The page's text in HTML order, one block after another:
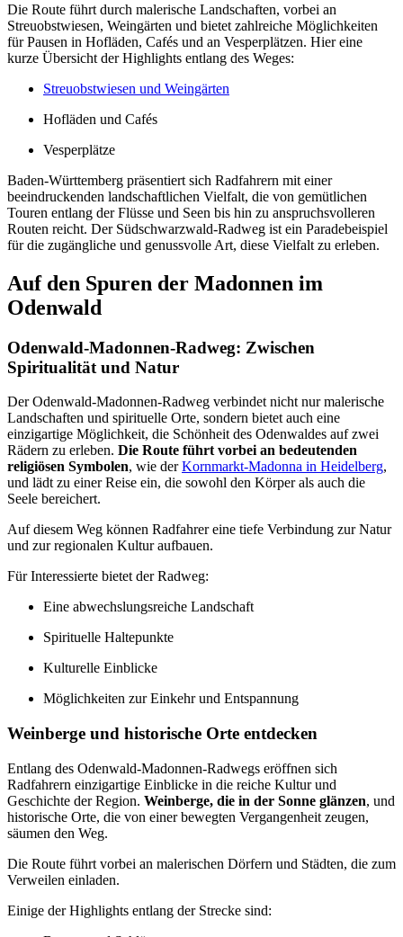
Die Route führt durch malerische Landschaften, vorbei an
Streuobstwiesen, Weingärten und bietet zahlreiche Möglichkeiten
für Pausen in Hofläden, Cafés und an Vesperplätzen. Hier eine
kurze Übersicht der Highlights entlang des Weges:
Streuobstwiesen und Weingärten
Hofläden und Cafés
Vesperplätze
Baden-Württemberg präsentiert sich Radfahrern mit einer
beeindruckenden landschaftlichen Vielfalt, die von gemütlichen
Touren entlang der Flüsse und Seen bis hin zu anspruchsvolleren
Routen reicht. Der Südschwarzwald-Radweg ist ein Paradebeispiel
für die zugängliche und genussvolle Art, diese Vielfalt zu erleben.
Auf den Spuren der Madonnen im
Odenwald
Odenwald-Madonnen-Radweg: Zwischen
Spiritualität und Natur
Der Odenwald-Madonnen-Radweg verbindet nicht nur malerische
Landschaften und spirituelle Orte, sondern bietet auch eine
einzigartige Möglichkeit, die Schönheit des Odenwaldes auf zwei
Rädern zu erleben. Die Route führt vorbei an bedeutenden
religiösen Symbolen, wie derKornmarkt-Madonna in Heidelberg,
und lädt zu einer Reise ein, die sowohl den Körper als auch die
Seele bereichert.
Auf diesem Weg können Radfahrer eine tiefe Verbindung zur Natur
und zur regionalen Kultur aufbauen.
Für Interessierte bietet der Radweg:
Eine abwechslungsreiche Landschaft
Spirituelle Haltepunkte
Kulturelle Einblicke
Möglichkeiten zur Einkehr und Entspannung
Weinberge und historische Orte entdecken
Entlang des Odenwald-Madonnen-Radwegs eröffnen sich
Radfahrern einzigartige Einblicke in die reiche Kultur und
Geschichte der Region. Weinberge, die in der Sonne glänzen, und
historische Orte, die von einer bewegten Vergangenheit zeugen,
säumen den Weg.
Die Route führt vorbei an malerischen Dörfern und Städten, die zum
Verweilen einladen.
Einige der Highlights entlang der Strecke sind: